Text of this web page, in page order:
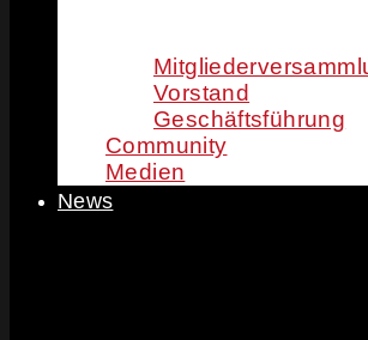
Vorstand
Geschäftsführung
Community
Medien
News